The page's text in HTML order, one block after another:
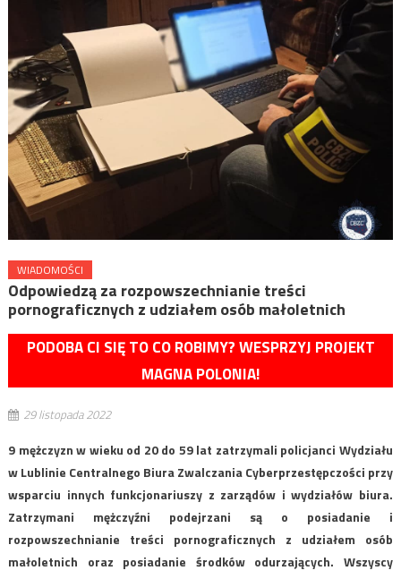
WIADOMOŚCI
Odpowiedzą za rozpowszechnianie treści
pornograficznych z udziałem osób małoletnich
PODOBA CI SIĘ TO CO ROBIMY? WESPRZYJ PROJEKT
MAGNA POLONIA!
29 listopada 2022
9 mężczyzn w wieku od 20 do 59 lat zatrzymali policjanci Wydziału
w Lublinie Centralnego Biura Zwalczania Cyberprzestępczości przy
wsparciu innych funkcjonariuszy z zarządów i wydziałów biura.
Zatrzymani mężczyźni podejrzani są o posiadanie i
rozpowszechnianie treści pornograficznych z udziałem osób
małoletnich oraz posiadanie środków odurzających. Wszyscy